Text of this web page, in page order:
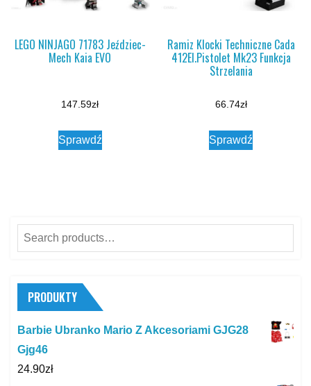
LEGO NINJAGO 71783 Jeździec-
Mech Kaia EVO
147.59zł
Sprawdź
Ramiz Klocki Techniczne Cada
412El.Pistolet Mk23 Funkcja
Strzelania
66.74zł
Sprawdź
Search
for:
PRODUKTY
Barbie Ubranko Mario Z Akcesoriami GJG28
Gjg46
24.90zł